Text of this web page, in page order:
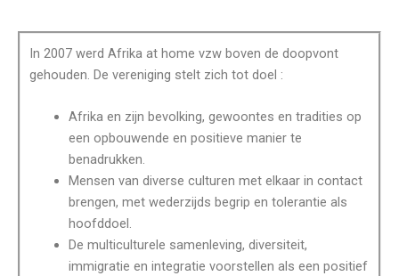
In 2007 werd Afrika at home vzw boven de doopvont
gehouden. De vereniging stelt zich tot doel :
Afrika en zijn bevolking, gewoontes en tradities op
een opbouwende en positieve manier te
benadrukken.
Mensen van diverse culturen met elkaar in contact
brengen, met wederzijds begrip en tolerantie als
hoofddoel.
De multiculturele samenleving, diversiteit,
immigratie en integratie voorstellen als een positief